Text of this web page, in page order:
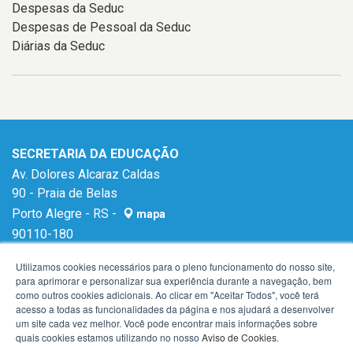
Despesas da Seduc
Despesas de Pessoal da Seduc
Diárias da Seduc
SECRETARIA DA EDUCAÇÃO
Av. Dolores Alcaraz Caldas
90 - Praia de Belas
Porto Alegre - RS -
mapa
90110-180
Utilizamos cookies necessários para o pleno funcionamento do nosso site,
para aprimorar e personalizar sua experiência durante a navegação, bem
como outros cookies adicionais. Ao clicar em "Aceitar Todos", você terá
acesso a todas as funcionalidades da página e nos ajudará a desenvolver
um site cada vez melhor. Você pode encontrar mais informações sobre
quais cookies estamos utilizando no nosso Aviso de Cookies.